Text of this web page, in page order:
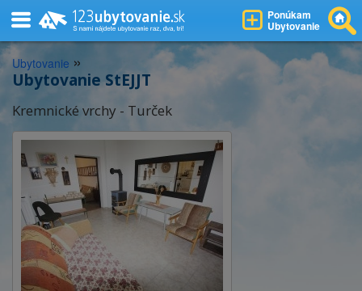
Ponúkam
Ubytovanie
Ubytovanie »
Ubytovanie StEJJT
Kremnické vrchy - Turček